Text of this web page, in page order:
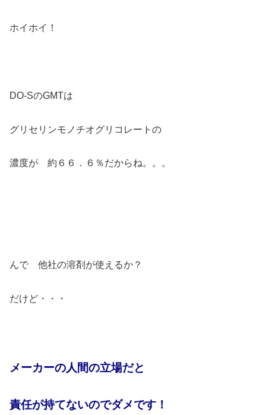
ホイホイ！
DO-SのGMTは
グリセリンモノチオグリコレートの
濃度が 約６６．６％だからね。。。
んで 他社の溶剤が使えるか？
だけど・・・
メーカーの人間の立場だと
責任が持てないのでダメです！